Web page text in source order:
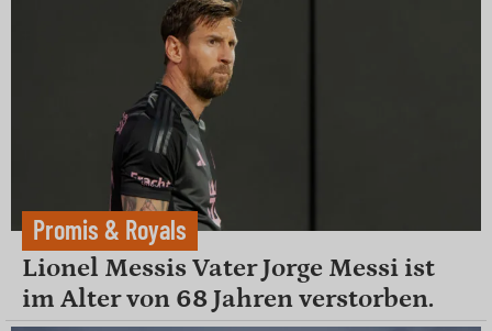
Promis & Royals
Lionel Messis Vater Jorge Messi ist
im Alter von 68 Jahren verstorben.